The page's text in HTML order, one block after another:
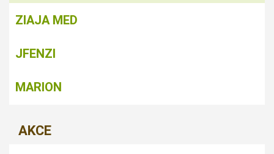
ZIAJA MED
JFENZI
MARION
AKCE